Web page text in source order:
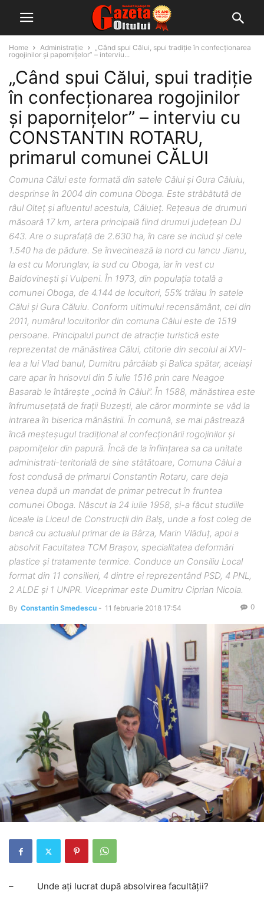
Home Administrație
„Când spui Călui, spui tradiţie în confecţionarea
rogojinilor şi paporniţelor” – interviu...
„Când spui Călui, spui tradiţie
în confecţionarea rogojinilor
şi paporniţelor” – interviu cu
CONSTANTIN ROTARU,
primarul comunei CĂLUI
Comuna Călui este formată din satele Călui şi Gura Căluiu,
desprinse în 2004 din comuna Oboga. Este străbătută de
râul Olteţ şi afluentul acestuia, Căluieţ. Reţeaua de drumuri
măsoară 17 km, artera principală fiind drumul judeţean DJ
643. Are o suprafaţă de 2.630 ha, în care se includ şi cele
1.540 ha de pădure. Se învecinează la nord cu Iancu Jianu,
la est cu Morunglav, la sud cu Oboga, iar în vest cu
Baldovineşti şi Vulpeni. În 1973, din populaţia totală a
comunei Oboga, de 4.144 de locuitori, 55% trăiau în satele
Călui şi Gura Căluiu. Conform ultimului recensământ, cel din
2011, numărul locuitorilor din comuna Călui este de 1519
persoane. Principalul punct de atracţie turistică este
reprezentat de mănăstirea Călui, ctitorie din secolul al XVI-
lea a lui Vlad banul, Dumitru pârcălab şi Balica spătar, aceiaşi
care apar în hrisovul din 5 iulie 1516 prin care Neagoe
Basarab le întăreşte „ocină în Călui”. În 1588, mănăstirea este
înfrumuseţată de fraţii Buzeşti, ale căror morminte se văd la
intrarea în biserica mănăstirii. În comună, se mai păstrează
încă meşteşugul tradiţional al confecţionării rogojinilor şi
paporniţelor din papură. Încă de la înfiinţarea sa ca unitate
administrati-teritorială de sine stătătoare, Comuna Călui a
fost condusă de primarul Constantin Rotaru, care deja
venea după un mandat de primar petrecut în fruntea
comunei Oboga. Născut la 24 iulie 1958, şi-a făcut studiile
liceale la Liceul de Construcţii din Balş, unde a fost coleg de
bancă cu actualul primar de la Bârza, Marin Vlăduţ, apoi a
absolvit Facultatea TCM Braşov, specialitatea deformări
plastice şi tratamente termice. Conduce un Consiliu Local
format din 11 consilieri, 4 dintre ei reprezentând PSD, 4 PNL,
2 ALDE şi 1 UNPR. Viceprimar este Dumitru Ciprian Nicola.
By Constantin Smedescu - 11 februarie 2018 17:54 0
– Unde aţi lucrat după absolvirea facultăţii?